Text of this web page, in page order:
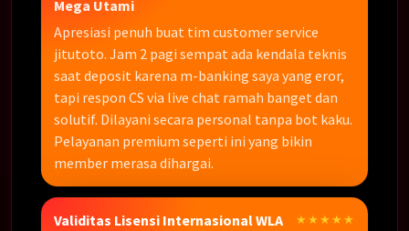
Mega Utami
Apresiasi penuh buat tim customer service
jitutoto. Jam 2 pagi sempat ada kendala teknis
saat deposit karena m-banking saya yang eror,
tapi respon CS via live chat ramah banget dan
solutif. Dilayani secara personal tanpa bot kaku.
Pelayanan premium seperti ini yang bikin
member merasa dihargai.
Validitas Lisensi Internasional WLA ★★★★★